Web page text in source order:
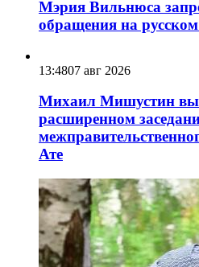
Мэрия Вильнюса
обращения на
13:4807 авг 2026
Михаил Мишустин
расширенном
Ате